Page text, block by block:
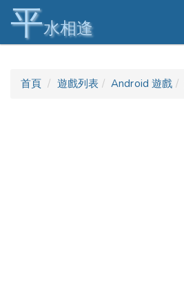
平水相逢
首頁 遊戲列表 Android 遊戲